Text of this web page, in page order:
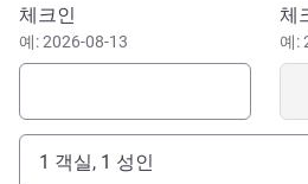
team and I are happy to welcome
budget Morlaix. We look forward
이 호텔 예약하기
체크인
예: 2026-08-13
체
예:
1 객실, 1 성인